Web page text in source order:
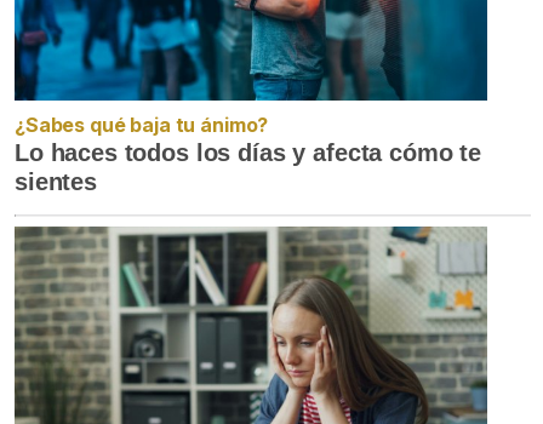
¿Sabes qué baja tu ánimo?
Lo haces todos los días y afecta cómo te
sientes